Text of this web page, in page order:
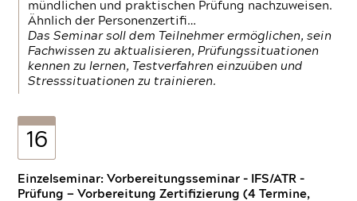
mündlichen und praktischen Prüfung nachzuweisen.
Ähnlich der Personenzertifi…
Das Seminar soll dem Teilnehmer ermöglichen, sein
Fachwissen zu aktualisieren, Prüfungssituationen
kennen zu lernen, Testverfahren einzuüben und
Stresssituationen zu trainieren.
16
Einzelseminar: Vorbereitungsseminar - IFS/ATR -
Prüfung — Vorbereitung Zertifizierung (4 Termine,